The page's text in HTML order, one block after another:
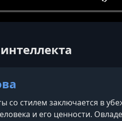
со стилем заключается в
и его ценности.